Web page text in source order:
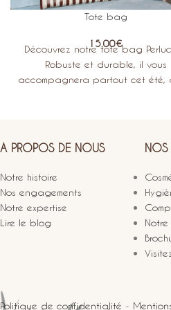
Tote bag
15.00€
Découvrez notre tote bag
Robuste et durable, il vous
accompagnera partout cet été,
A PROPOS DE NOUS
Notre histoire
Nos engagements
Notre expertise
Lire le blog
NOS
Politique de confidentialité -